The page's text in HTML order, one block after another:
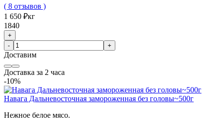
( 8 отзывов )
1 650 ₽кг
1840
+
-
+
Доставим
Доставка за 2 часа
-10%
Навага Дальневосточная замороженная без головы~500г
Нежное белое мясо.